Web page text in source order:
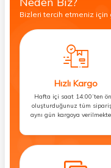
Bizleri tercih etmeniz
Hızlı Kargo
Hafta içi saat 14:00’ten
oluşturduğunuz tüm
aynı gün kargoya